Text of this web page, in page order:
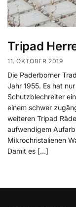
Tripad
11. OKTOBER 2019
Die Paderborner
Jahr 1955. Es hat
Schutzblechreiter
einem schwer
weiteren Tripad
aufwendigem
Mikrochristalienen
Damit es […]